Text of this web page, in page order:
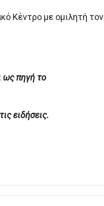
Κέντρο με ομιλητή τον
ως πηγή το
ειδήσεις.